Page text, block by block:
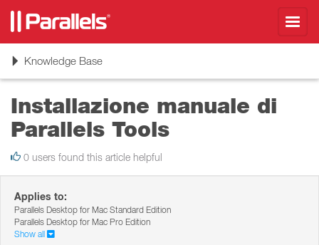
ToggleKnowledge Base
Installazione manuale di
Parallels Tools
0 users found this article helpful
Applies to:
Parallels Desktop for Mac Standard Edition
Parallels Desktop for Mac Pro Edition
Show all